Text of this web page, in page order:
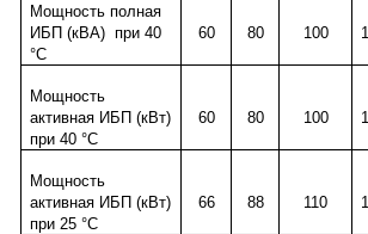
Мощность полная
ИБП (кВА) при 40
°C
60 80 100
Мощность
активная ИБП (кВт)
при 40 °C
60 80 100
Мощность
активная ИБП (кВт)
при 25 °C
66 88 110